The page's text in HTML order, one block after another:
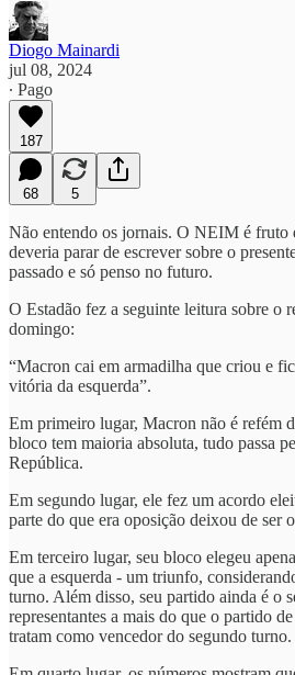
Diogo Mainardi
jul 08, 2024
∙ Pago
187
68 5
Não entendo os jornais. O NEIM é fruto
deveria parar de escrever sobre o
passado e só penso no futuro.
O Estadão fez a seguinte leitura sobre o
domingo:
“Macron cai em armadilha que criou e
vitória da esquerda”.
Em primeiro lugar, Macron não é refém
bloco tem maioria absoluta, tudo passa
República.
Em segundo lugar, ele fez um acordo
parte do que era oposição deixou de ser
Em terceiro lugar, seu bloco elegeu
que a esquerda - um triunfo,
turno. Além disso, seu partido ainda é o
representantes a mais do que o partido
tratam como vencedor do segundo turno.